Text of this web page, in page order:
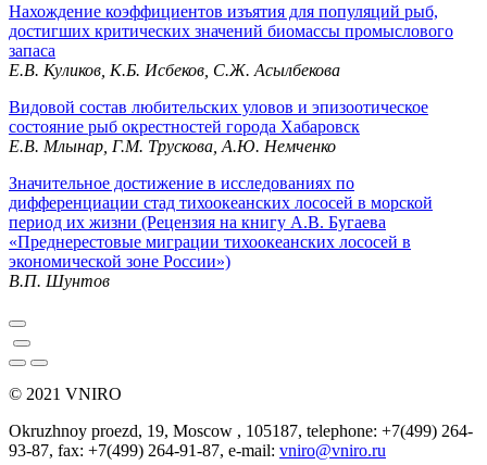
Нахождение коэффициентов изъятия для популяций рыб,
достигших критических значений биомассы промыслового
запаса
Е.В. Куликов, К.Б. Исбеков, С.Ж. Асылбекова
Видовой состав любительских уловов и эпизоотическое
состояние рыб окрестностей города Хабаровск
Е.В. Млынар, Г.М. Трускова, А.Ю. Немченко
Значительное достижение в исследованиях по
дифференциации стад тихоокеанских лососей в морской
период их жизни (Рецензия на книгу А.В. Бугаева
«Преднерестовые миграции тихоокеанских лососей в
экономической зоне России»)
В.П. Шунтов
© 2021 VNIRO
Okruzhnoy proezd, 19, Moscow , 105187, telephone: +7(499) 264-
93-87, fax: +7(499) 264-91-87, e-mail: vniro@vniro.ru